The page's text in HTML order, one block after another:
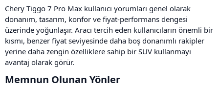
Chery Tiggo 7 Pro Max kullanıcı yorumları genel olarak
donanım, tasarım, konfor ve fiyat-performans dengesi
üzerinde yoğunlaşır. Aracı tercih eden kullanıcıların önemli bir
kısmı, benzer fiyat seviyesinde daha boş donanımlı rakipler
yerine daha zengin özelliklere sahip bir SUV kullanmayı
avantaj olarak görür.
Memnun Olunan Yönler​